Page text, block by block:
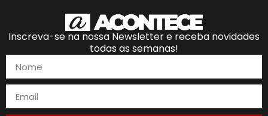
Inscreva-se na nossa Newsletter e receba novidades
todas as semanas!